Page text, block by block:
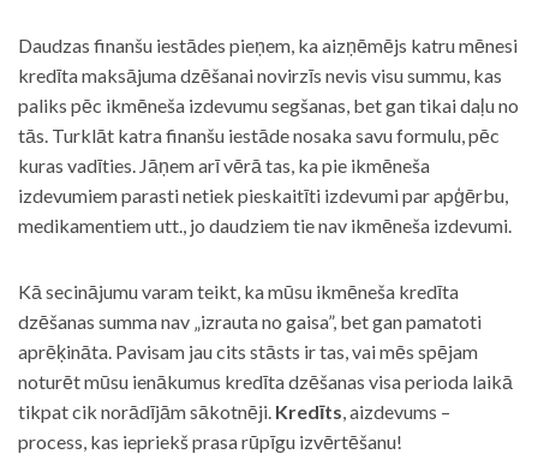
Daudzas finanšu iestādes pieņem, ka aizņēmējs katru mēnesi
kredīta maksājuma dzēšanai novirzīs nevis visu summu, kas
paliks pēc ikmēneša izdevumu segšanas, bet gan tikai daļu no
tās. Turklāt katra finanšu iestāde nosaka savu formulu, pēc
kuras vadīties. Jāņem arī vērā tas, ka pie ikmēneša
izdevumiem parasti netiek pieskaitīti izdevumi par apģērbu,
medikamentiem utt., jo daudziem tie nav ikmēneša izdevumi.
Kā secinājumu varam teikt, ka mūsu ikmēneša kredīta
dzēšanas summa nav „izrauta no gaisa”, bet gan pamatoti
aprēķināta. Pavisam jau cits stāsts ir tas, vai mēs spējam
noturēt mūsu ienākumus kredīta dzēšanas visa perioda laikā
tikpat cik norādījām sākotnēji. Kredīts, aizdevums –
process, kas iepriekš prasa rūpīgu izvērtēšanu!